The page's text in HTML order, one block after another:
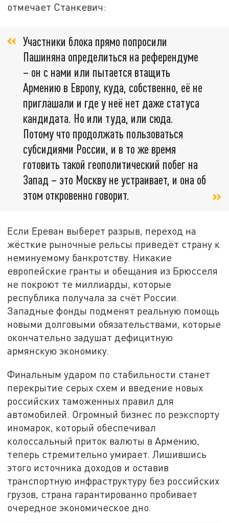
отмечает Станкевич:
Участники блока прямо попросили
Пашиняна определиться на референдуме
– он с нами или пытается втащить
Армению в Европу, куда, собственно, её не
приглашали и где у неё нет даже статуса
кандидата. Но или туда, или сюда.
Потому что продолжать пользоваться
субсидиями России, и в то же время
готовить такой геополитический побег на
Запад – это Москву не устраивает, и она об
этом откровенно говорит.
Если Ереван выберет разрыв, переход на
жёсткие рыночные рельсы приведёт страну к
неминуемому банкротству. Никакие
европейские гранты и обещания из Брюсселя
не покроют те миллиарды, которые
республика получала за счёт России.
Западные фонды подменят реальную помощь
новыми долговыми обязательствами, которые
окончательно задушат дефицитную
армянскую экономику.
Финальным ударом по стабильности станет
перекрытие серых схем и введение новых
российских таможенных правил для
автомобилей. Огромный бизнес по реэкспорту
иномарок, который обеспечивал
колоссальный приток валюты в Армению,
теперь стремительно умирает. Лишившись
этого источника доходов и оставив
транспортную инфраструктуру без российских
грузов, страна гарантированно пробивает
очередное экономическое дно.